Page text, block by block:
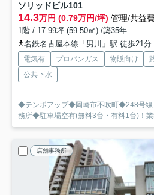
ソリッドビル101
14.3万円 (0.79万円/坪) 管理/共益
1階 / 17.99坪 (59.50㎡) /築35年
名鉄名古屋本線「男川」駅 徒歩21分
電気有 プロパンガス 物販向け
公共下水
◆テンポアップ◆岡崎市不吹町◆248号線
務所◆駐車場空有(無料3台・有料1台)！業
店舗事務所